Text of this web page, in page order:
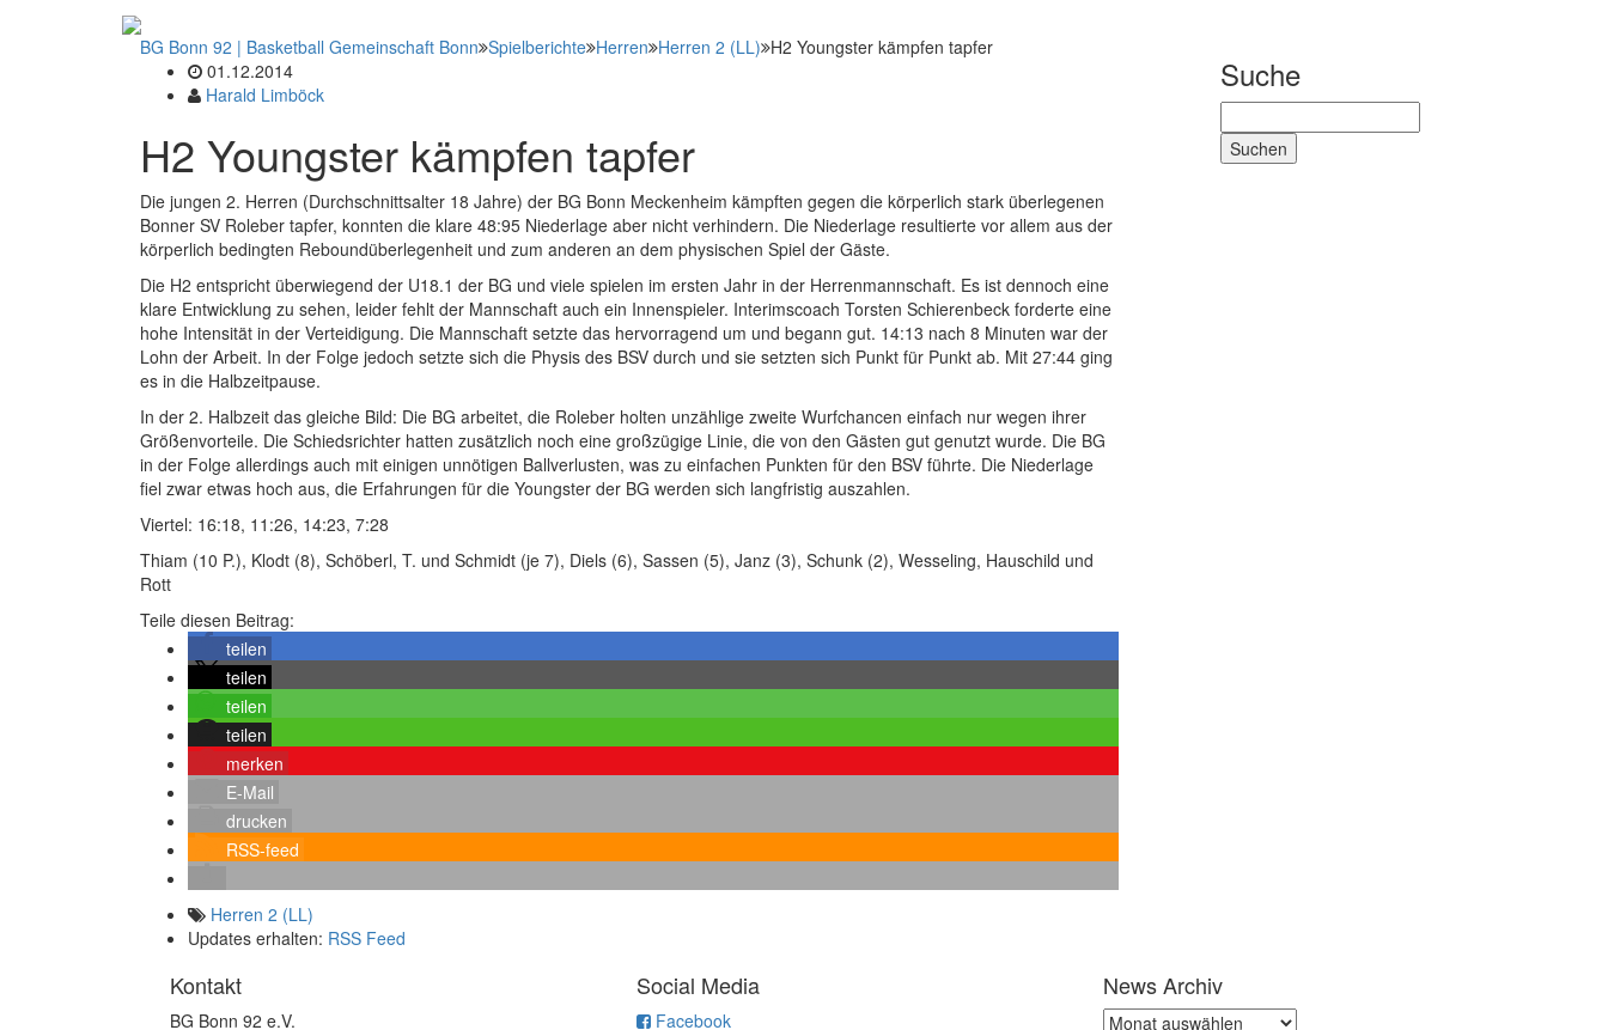
BG Bonn 92 | Basketball Gemeinschaft Bonn Spielberichte Herren Herren 2 (LL) H2 Youngster kämpfen tapfer
01.12.2014
Harald Limböck
H2 Youngster kämpfen tapfer
Die jungen 2. Herren (Durchschnittsalter 18 Jahre) der BG Bonn Meckenheim kämpften gegen die körperlich stark überlegenen
Bonner SV Roleber tapfer, konnten die klare 48:95 Niederlage aber nicht verhindern. Die Niederlage resultierte vor allem aus der
körperlich bedingten Reboundüberlegenheit und zum anderen an dem physischen Spiel der Gäste.
Die H2 entspricht überwiegend der U18.1 der BG und viele spielen im ersten Jahr in der Herrenmannschaft. Es ist dennoch eine
klare Entwicklung zu sehen, leider fehlt der Mannschaft auch ein Innenspieler. Interimscoach Torsten Schierenbeck forderte eine
hohe Intensität in der Verteidigung. Die Mannschaft setzte das hervorragend um und begann gut. 14:13 nach 8 Minuten war der
Lohn der Arbeit. In der Folge jedoch setzte sich die Physis des BSV durch und sie setzten sich Punkt für Punkt ab. Mit 27:44 ging
es in die Halbzeitpause.
In der 2. Halbzeit das gleiche Bild: Die BG arbeitet, die Roleber holten unzählige zweite Wurfchancen einfach nur wegen ihrer
Größenvorteile. Die Schiedsrichter hatten zusätzlich noch eine großzügige Linie, die von den Gästen gut genutzt wurde. Die BG
in der Folge allerdings auch mit einigen unnötigen Ballverlusten, was zu einfachen Punkten für den BSV führte. Die Niederlage
fiel zwar etwas hoch aus, die Erfahrungen für die Youngster der BG werden sich langfristig auszahlen.
Viertel: 16:18, 11:26, 14:23, 7:28
Thiam (10 P.), Klodt (8), Schöberl, T. und Schmidt (je 7), Diels (6), Sassen (5), Janz (3), Schunk (2), Wesseling, Hauschild und
Rott
Teile diesen Beitrag:
teilen
teilen
teilen
teilen
merken
E-Mail
drucken
RSS-feed
Herren 2 (LL)
Updates erhalten: RSS Feed
Suche
nach:
Kontakt
BG Bonn 92 e.V.
Social Media
Facebook
News Archiv
News